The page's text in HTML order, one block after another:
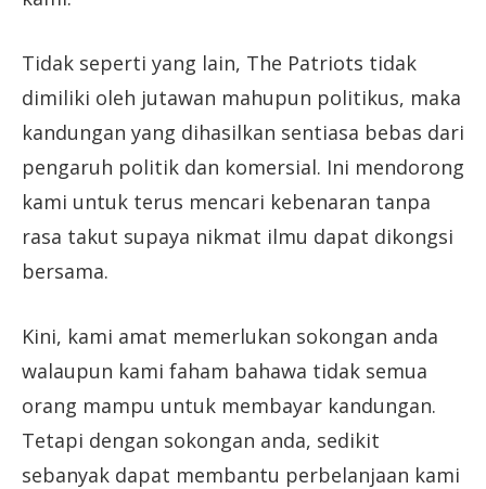
Tidak seperti yang lain, The Patriots tidak
dimiliki oleh jutawan mahupun politikus, maka
kandungan yang dihasilkan sentiasa bebas dari
pengaruh politik dan komersial. Ini mendorong
kami untuk terus mencari kebenaran tanpa
rasa takut supaya nikmat ilmu dapat dikongsi
bersama.
Kini, kami amat memerlukan sokongan anda
walaupun kami faham bahawa tidak semua
orang mampu untuk membayar kandungan.
Tetapi dengan sokongan anda, sedikit
sebanyak dapat membantu perbelanjaan kami